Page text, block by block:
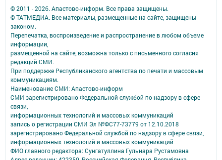
© 2011 - 2026. Апастово-информ. Все права защищены.
© ТАТМЕДИА. Все материалы, размещенные на сайте, защищены
законом.
Перепечатка, воспроизведение и распространение в любом объеме
информации,
размещенной на сайте, возможна только с письменного согласия
редакций СМИ.
При поддержке Республиканского агентства по печати и массовым
коммуникациям.
Наименование СМИ: Апастово-информ
СМИ зарегистрировано Федеральной службой по надзору в сфере
связи,
информационных технологий и массовых коммуникаций
запись о регистрации СМИ Эл №ФС77-73779 от 12.10.2018
зарегистрировано Федеральной службой по надзору в сфере связи,
информационных технологий и массовых коммуникаций
ФИО главного редактора: Сунгатуллина Гульнара Рустамовна